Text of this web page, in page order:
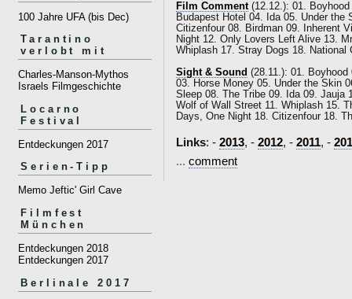
100 Jahre UFA (bis Dec)
Tarantino
verlobt mit
Charles-Manson-Mythos
Israels Filmgeschichte
Locarno
Festival
Entdeckungen 2017
Serien-Tipp
Memo Jeftic' Girl Cave
Filmfest
München
Entdeckungen 2018
Entdeckungen 2017
Berlinale 2017
Film Comment(12.12.): 01. Boyhood
Budapest Hotel 04. Ida 05. Under
Citizenfour 08. Birdman 09. Inherent
Night 12. Only Lovers Left Alive 13.
Whiplash 17. Stray Dogs 18. National
Sight & Sound (28.11.): 01.
03. Horse Money 05. Under the Skin
Sleep 08. The Tribe 09. Ida 09. Jauja
Wolf of Wall Street 11. Whiplash 15.
Days, One Night 18. Citizenfour 18.
Links: - 2013, - 2012, - 2011, -
... comment